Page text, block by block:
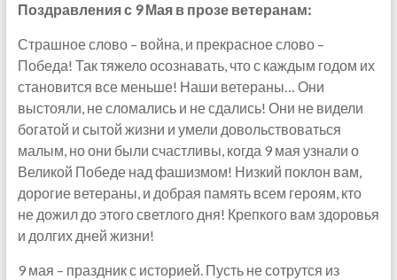
Поздравления с 9 Мая в прозе ветеранам:
Страшное слово – война, и прекрасное слово –
Победа! Так тяжело осознавать, что с каждым годом их
становится все меньше! Наши ветераны… Они
выстояли, не сломались и не сдались! Они не видели
богатой и сытой жизни и умели довольствоваться
малым, но они были счастливы, когда 9 мая узнали о
Великой Победе над фашизмом! Низкий поклон вам,
дорогие ветераны, и добрая память всем героям, кто
не дожил до этого светлого дня! Крепкого вам здоровья
и долгих дней жизни!
9 мая – праздник с историей. Пусть не сотрутся из